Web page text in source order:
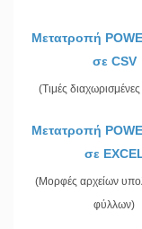
Μετατροπή
σε CSV
(Τιμές
Μετατροπή
σε
(Μορφές αρχείων
φύλλων)